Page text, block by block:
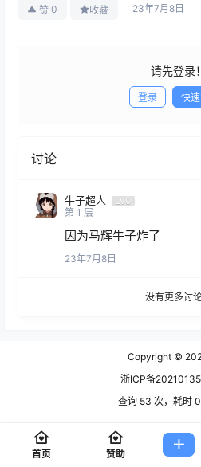
赞 0 收藏 23年7月8日
请先登录！
登录 快
讨论
牛子超人
Lv0
第 1 层
因为马辉牛子炸了
23年7月8日
没有更多讨
Copyright ©
浙ICP备
查询 53 次，耗时
首页 赞助